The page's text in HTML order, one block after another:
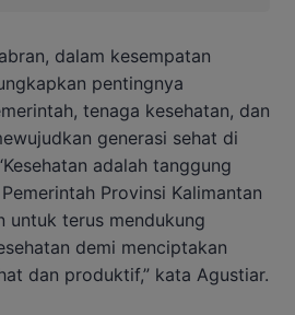
dalam kesempatan
pentingnya
tenaga kesehatan, dan
generasi sehat di
adalah tanggung
Provinsi Kalimantan
untuk terus mendukung
demi menciptakan
dan produktif,” kata Agustiar.